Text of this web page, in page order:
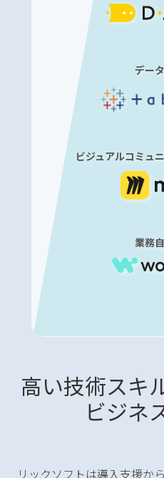
デー
ビジュアルコミュ
業務
高い技術スキ
ビジネ
リックソフトは導入支援か